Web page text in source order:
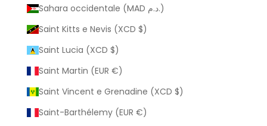
Sahara occidentale (MAD د.م.)
Saint Kitts e Nevis (XCD $)
Saint Lucia (XCD $)
Saint Martin (EUR €)
Saint Vincent e Grenadine (XCD $)
Saint-Barthélemy (EUR €)